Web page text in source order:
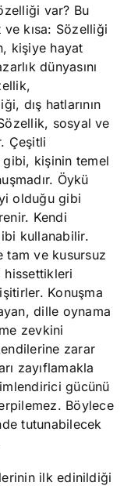
var? Bu
ve kısa: Sözelliği
kişiye hayat
dünyasını
dış hatlarının
sosyal ve
Çeşitli
kişinin temel
Öykü
olduğu gibi
Kendi
kullanabilir.
tam ve kusursuz
Konuşma
dille oynama
zevkini
zarar
zayıflamakla
gücünü
Böylece
tutunabilecek
ilk edinildiği